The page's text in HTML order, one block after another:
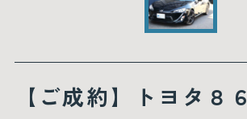
【ご成約】トヨタ８６